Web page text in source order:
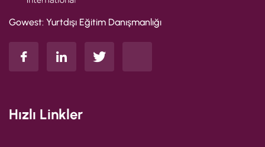
Gowest: Yurtdışı Eğitim Danışmanlığı
Hızlı Linkler